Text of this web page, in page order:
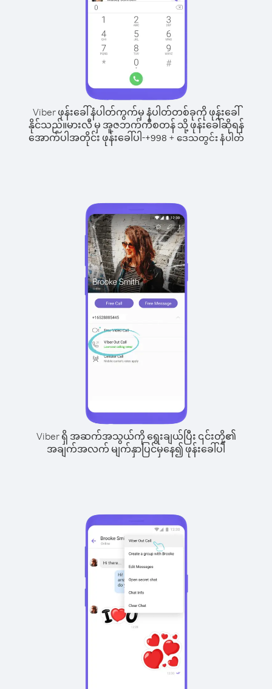
Viber ဖုန်းခေါ်နံပါတ်ကွက်မှ နံပါတ်တစ်ခုကို ဖုန်းခေါ်
နိုင်သည်။မားလီ မှ အူဇဘက်ကီစတန် သို့ ဖုန်းခေါ်ဆိုရန်
အောက်ပါအတိုင်း ဖုန်းခေါ်ပါ-+998 + ဒေသတွင်း နံပါတ်
Viber ရှိ အဆက်အသွယ်ကို ရွေးချယ်ပြီး ၎င်းတို့၏
အချက်အလက် မျက်နှာပြင်မှနေ၍ ဖုန်းခေါ်ပါ